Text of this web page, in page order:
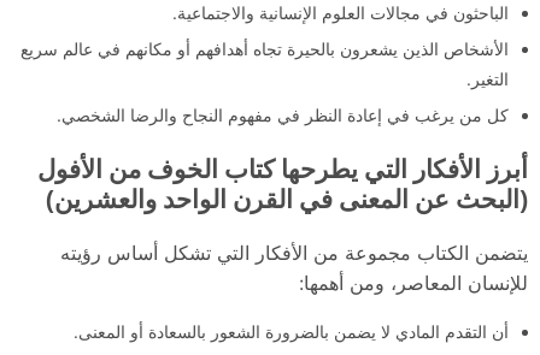
الباحثون في مجالات العلوم الإنسانية والاجتماعية.
الأشخاص الذين يشعرون بالحيرة تجاه أهدافهم أو مكانهم في عالم سريع
التغير.
كل من يرغب في إعادة النظر في مفهوم النجاح والرضا الشخصي.
أبرز الأفكار التي يطرحها كتاب الخوف من الأفول
(البحث عن المعنى في القرن الواحد والعشرين)
يتضمن الكتاب مجموعة من الأفكار التي تشكل أساس رؤيته
للإنسان المعاصر، ومن أهمها:
أن التقدم المادي لا يضمن بالضرورة الشعور بالسعادة أو المعنى.